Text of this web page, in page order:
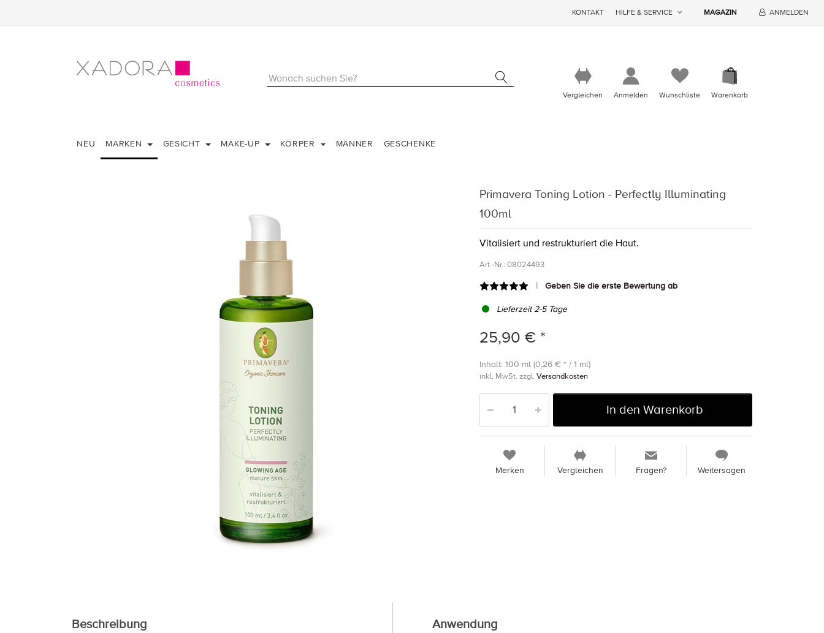
KONTAKT HILFE & SERVICE MAGAZIN ANMELDEN
Vergleichen Anmelden Wunschliste Warenkorb
NEU MARKEN GESICHT MAKE-UP KÖRPER MÄNNER GESCHENKE
Primavera Toning Lotion - Perfectly Illuminating
100ml
Vitalisiert und restrukturiert die Haut.
Art.-Nr.: 08024493
Geben Sie die erste Bewertung ab
Lieferzeit 2-5 Tage
25,90 € *
Inhalt: 100 ml (0,26 € * / 1 ml)
inkl. MwSt. zzgl. Versandkosten
In den Warenkorb
Merken Vergleichen Fragen? Weitersagen
Beschreibung Anwendung